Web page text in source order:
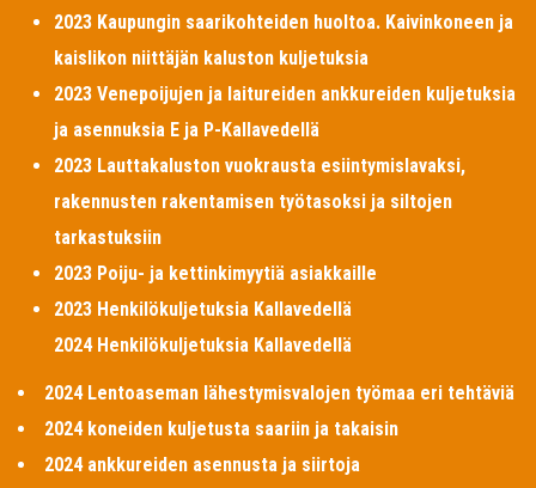
2023 Kaupungin saarikohteiden huoltoa. Kaivinkoneen ja
kaislikon niittäjän kaluston kuljetuksia
2023 Venepoijujen ja laitureiden ankkureiden kuljetuksia
ja asennuksia E ja P-Kallavedellä
2023 Lauttakaluston vuokrausta esiintymislavaksi,
rakennusten rakentamisen työtasoksi ja siltojen
tarkastuksiin
2023 Poiju- ja kettinkimyytiä asiakkaille
2023 Henkilökuljetuksia Kallavedellä
2024 Henkilökuljetuksia Kallavedellä
2024 Lentoaseman lähestymisvalojen työmaa eri tehtäviä
2024 koneiden kuljetusta saariin ja takaisin
2024 ankkureiden asennusta ja siirtoja